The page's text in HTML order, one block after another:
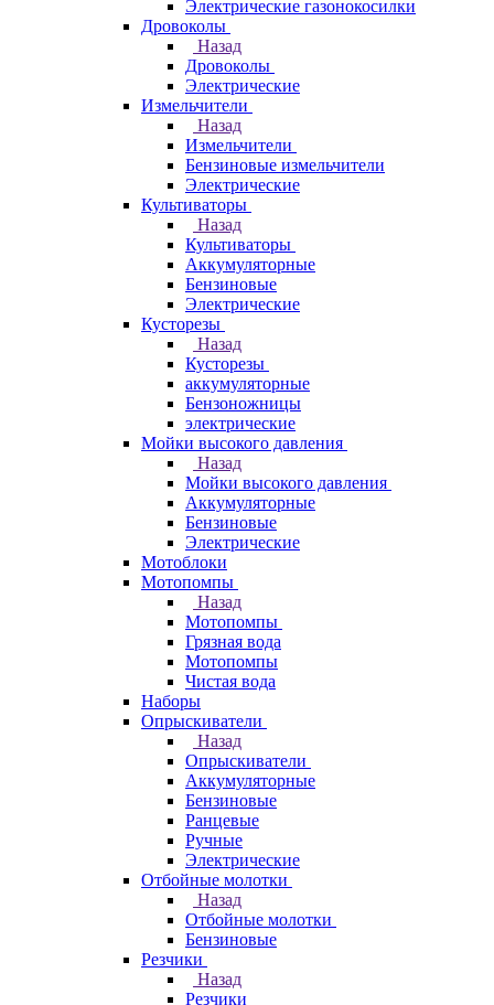
Электрические газонокосилки
Дровоколы
Назад
Дровоколы
Электрические
Измельчители
Назад
Измельчители
Бензиновые измельчители
Электрические
Культиваторы
Назад
Культиваторы
Аккумуляторные
Бензиновые
Электрические
Кусторезы
Назад
Кусторезы
аккумуляторные
Бензоножницы
электрические
Мойки высокого давления
Назад
Мойки высокого давления
Аккумуляторные
Бензиновые
Электрические
Мотоблоки
Мотопомпы
Назад
Мотопомпы
Грязная вода
Мотопомпы
Чистая вода
Наборы
Опрыскиватели
Назад
Опрыскиватели
Аккумуляторные
Бензиновые
Ранцевые
Ручные
Электрические
Отбойные молотки
Назад
Отбойные молотки
Бензиновые
Резчики
Назад
Резчики